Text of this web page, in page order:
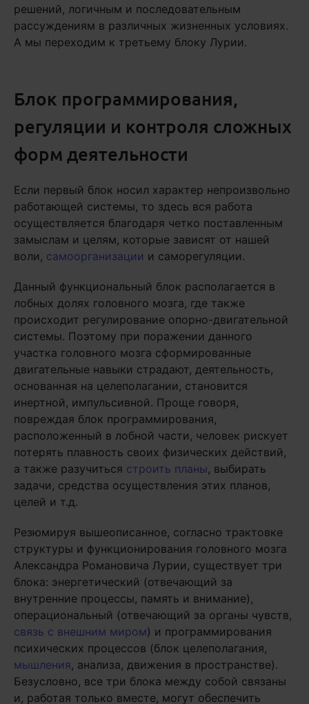
решений, логичным и последовательным
рассуждениям в различных жизненных условиях.
А мы переходим к третьему блоку Лурии.
Блок программирования,
регуляции и контроля сложных
форм деятельности
Если первый блок носил характер непроизвольно
работающей системы, то здесь вся работа
осуществляется благодаря четко поставленным
замыслам и целям, которые зависят от нашей
воли, самоорганизации и саморегуляции.
Данный функциональный блок располагается в
лобных долях головного мозга, где также
происходит регулирование опорно-двигательной
системы. Поэтому при поражении данного
участка головного мозга сформированные
двигательные навыки страдают, деятельность,
основанная на целеполагании, становится
инертной, импульсивной. Проще говоря,
повреждая блок программирования,
расположенный в лобной части, человек рискует
потерять плавность своих физических действий,
а также разучиться строить планы, выбирать
задачи, средства осуществления этих планов,
целей и т.д.
Резюмируя вышеописанное, согласно трактовке
структуры и функционирования головного мозга
Александра Романовича Лурии, существует три
блока: энергетический (отвечающий за
внутренние процессы, память и внимание),
операциональный (отвечающий за органы чувств,
связь с внешним миром) и программирования
психических процессов (блок целеполагания,
мышления, анализа, движения в пространстве).
Безусловно, все три блока между собой связаны
и, работая только вместе, могут обеспечить